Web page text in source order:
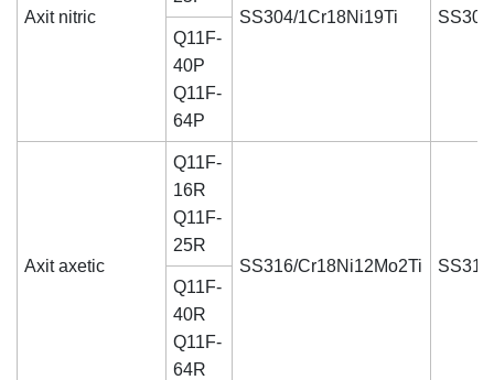
Axit nitric
SS304/1Cr18Ni19Ti
Q11F-
40P
Q11F-
64P
Axit axetic
Q11F-
16R
Q11F-
25R
SS316/Cr18Ni12Mo2Ti
Q11F-
40R
Q11F-
64R